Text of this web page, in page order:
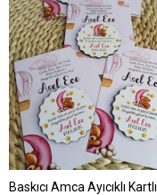
Baskıcı Amca Ayıcıklı Kartlı